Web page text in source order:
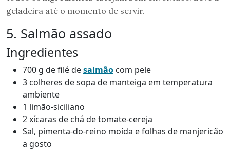
geladeira até o momento de servir.
5. Salmão assado
Ingredientes
700 g de filé desalmão com pele
3 colheres de sopa de manteiga em temperatura
ambiente
1 limão-siciliano
2 xícaras de chá de tomate-cereja
Sal, pimenta-do-reino moída e folhas de manjericão
a gosto